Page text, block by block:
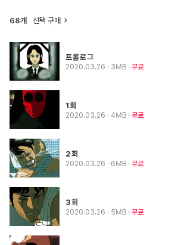
68개 선택 구매
프롤로그
2020.03.26 · 3MB 무료
1회
2020.03.26 · 4MB 무료
2회
2020.03.26 · 6MB 무료
3회
2020.03.26 · 5MB 무료